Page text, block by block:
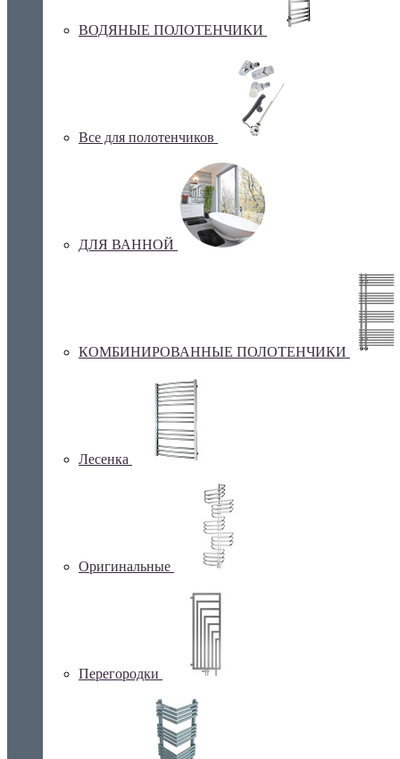
ВОДЯНЫЕ ПОЛОТЕНЧИКИ
Все для полотенчиков
ДЛЯ ВАННОЙ
КОМБИНИРОВАННЫЕ ПОЛОТЕНЧИКИ
Лесенка
Оригинальные
Перегородки